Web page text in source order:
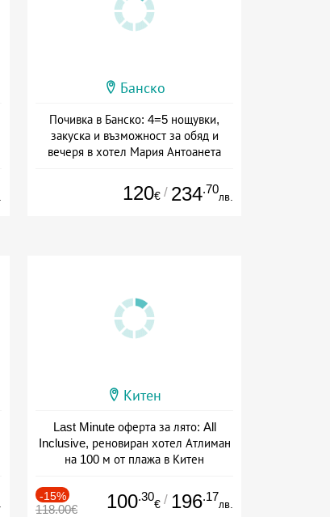
Банско
Почивка в Банско: 4=5 нощувки,
закуска и възможност за обяд и
вечеря в хотел Мария Антоанета
120€ / 234.70
лв.
Китен
Last Minute оферта за лято: All
Inclusive, реновиран хотел Атлиман
на 100 м от плажа в Китен
-15%
118.00€ 100.30
€ / 196.17
лв.